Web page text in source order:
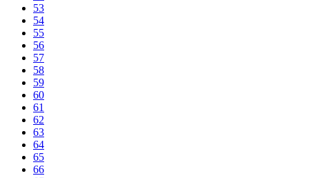
53
54
55
56
57
58
59
60
61
62
63
64
65
66